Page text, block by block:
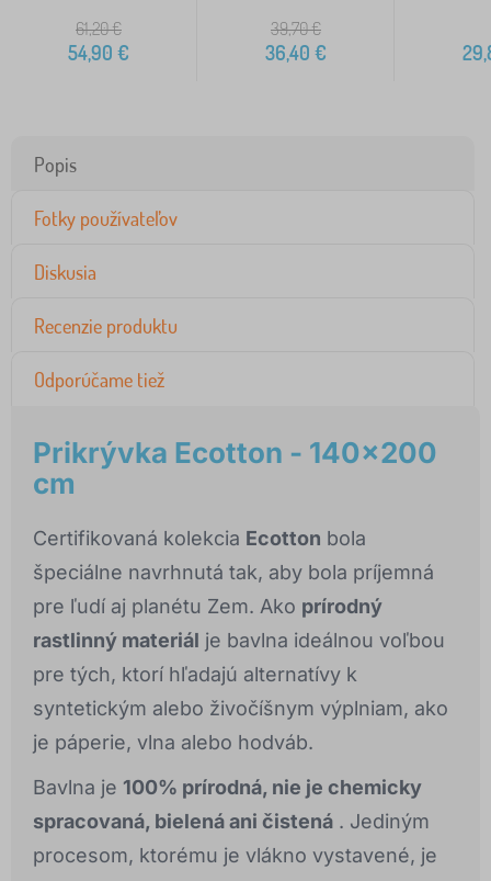
61,20€
54,90 €
39,70€
36,40 €
Popis
Fotky používateľov
Diskusia
Recenzie produktu
Odporúčame tiež
Prikrývka Ecotton - 140x200
cm
Certifikovaná kolekcia Ecotton bola
špeciálne navrhnutá tak, aby bola príjemná
pre ľudí aj planétu Zem. Ako prírodný
rastlinný materiál je bavlna ideálnou voľbou
pre tých, ktorí hľadajú alternatívy k
syntetickým alebo živočíšnym výplniam, ako
je páperie, vlna alebo hodváb.
Bavlna je 100% prírodná, nie je chemicky
spracovaná, bielená ani čistená . Jediným
procesom, ktorému je vlákno vystavené, je